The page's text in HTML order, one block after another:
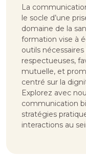
La
le socle d’une
domaine de la
formation vise à
outils
respectueuses,
mutuelle, et
centré sur la
Explorez avec
communication
stratégies
interactions au